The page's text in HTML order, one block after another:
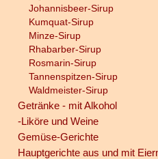
Johannisbeer-Sirup
Kumquat-Sirup
Minze-Sirup
Rhabarber-Sirup
Rosmarin-Sirup
Tannenspitzen-Sirup
Waldmeister-Sirup
Getränke - mit Alkohol
-Liköre und Weine
Gemüse-Gerichte
Hauptgerichte aus und mit